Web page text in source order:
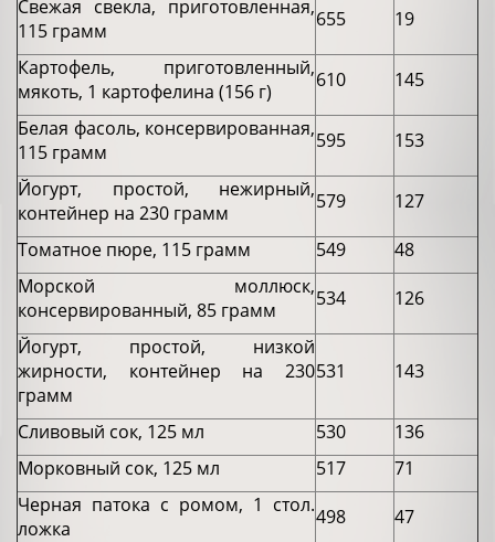
Свежая свекла, приготовленная,
115 грамм
655
19
Картофель, приготовленный,
мякоть, 1 картофелина (156 г)
610
145
Белая фасоль, консервированная,
115 грамм
595
153
Йогурт, простой, нежирный,
контейнер на 230 грамм
579
127
Томатное пюре, 115 грамм
549
48
Морской моллюск,
консервированный, 85 грамм
534
126
Йогурт, простой, низкой
жирности, контейнер на 230
грамм
531 143
Сливовый сок, 125 мл 530
136
Морковный сок, 125 мл
517
71
Черная патока с ромом, 1 стол.
ложка
498
47